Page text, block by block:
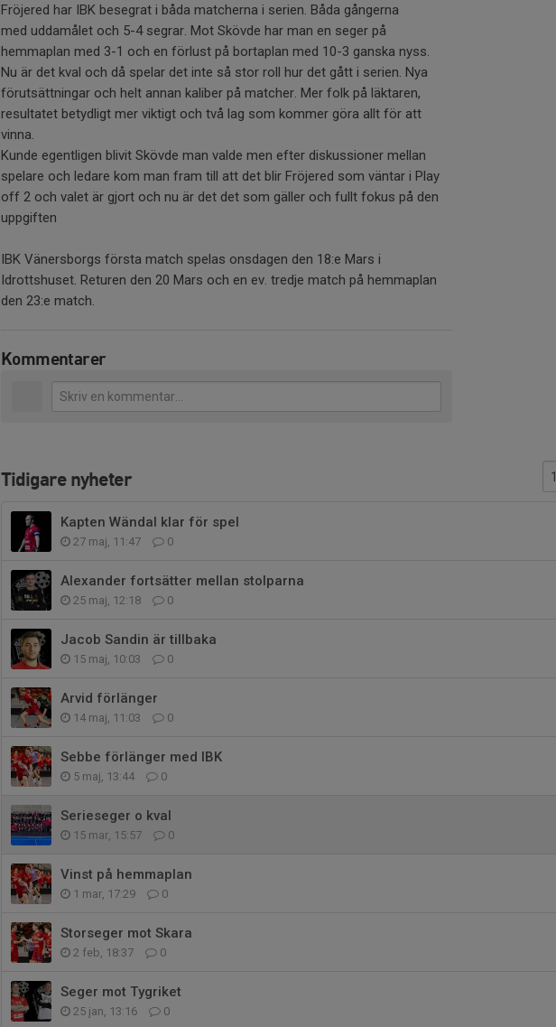
Fröjered har IBK besegrat i båda matcherna i serien. Båda gångerna
med uddamålet och 5-4 segrar. Mot Skövde har man en seger på
hemmaplan med 3-1 och en förlust på bortaplan med 10-3 ganska nyss.
Nu är det kval och då spelar det inte så stor roll hur det gått i serien. Nya
förutsättningar och helt annan kaliber på matcher. Mer folk på läktaren,
resultatet betydligt mer viktigt och två lag som kommer göra allt för att
vinna.
Kunde egentligen blivit Skövde man valde men efter diskussioner mellan
spelare och ledare kom man fram till att det blir Fröjered som väntar i Play
off 2 och valet är gjort och nu är det det som gäller och fullt fokus på den
uppgiften
IBK Vänersborgs första match spelas onsdagen den 18:e Mars i
Idrottshuset. Returen den 20 Mars och en ev. tredje match på hemmaplan
den 23:e match.
Kommentarer
Tidigare nyheter
Kapten Wändal klar för spel
27 maj, 11:47 0
Alexander fortsätter mellan stolparna
25 maj, 12:18 0
Jacob Sandin är tillbaka
15 maj, 10:03 0
Arvid förlänger
14 maj, 11:03 0
Sebbe förlänger med IBK
5 maj, 13:44 0
Serieseger o kval
15 mar, 15:57 0
Vinst på hemmaplan
1 mar, 17:29 0
Storseger mot Skara
2 feb, 18:37 0
Seger mot Tygriket
25 jan, 13:16 0